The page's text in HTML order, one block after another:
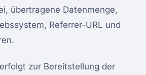
übertragene Datenmenge,
Referrer-URL und
zur Bereitstellung der